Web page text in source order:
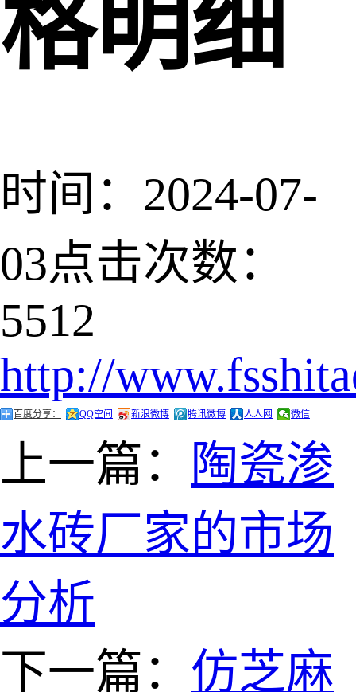
格明细
时间：2024-07-
03点击次数：
5512
http://
百度分享： QQ空间 新浪微博 腾讯微博 人人网 微信
上一篇：
陶瓷渗
水砖厂家的市场
分析
下一篇： 仿芝麻